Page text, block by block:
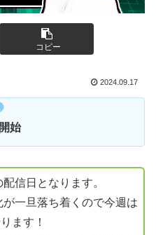
コピー
2024.09.17
始
信日となります。
が一旦落ち着くので今週は
ます！